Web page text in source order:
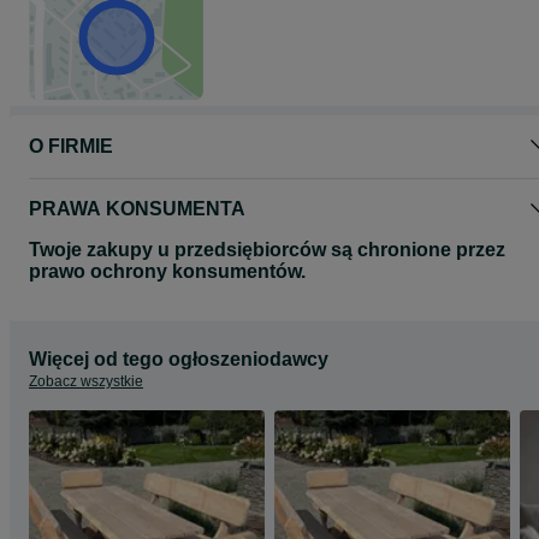
O FIRMIE
PRAWA KONSUMENTA
Twoje zakupy u przedsiębiorców są chronione przez
prawo ochrony konsumentów.
Więcej od tego ogłoszeniodawcy
Zobacz wszystkie